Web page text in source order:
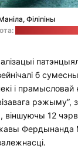
Філіпіны
б
і прамысловай
рэжыму”,
12
Фердынанда